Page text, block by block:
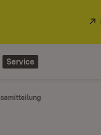
Service